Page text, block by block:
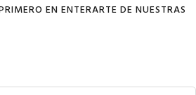
EN ENTERARTE DE NUESTRAS